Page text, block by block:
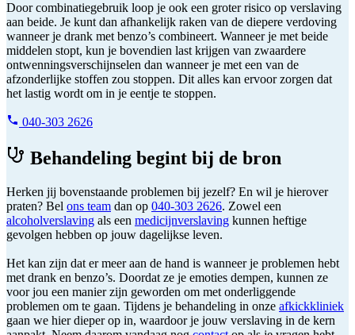
Door combinatiegebruik loop je ook een groter risico op verslaving
aan beide. Je kunt dan afhankelijk raken van de diepere verdoving
wanneer je drank met benzo’s combineert. Wanneer je met beide
middelen stopt, kun je bovendien last krijgen van zwaardere
ontwenningsverschijnselen dan wanneer je met een van de
afzonderlijke stoffen zou stoppen. Dit alles kan ervoor zorgen dat
het lastig wordt om in je eentje te stoppen.
040-303 2626
Behandeling begint bij de bron
Herken jij bovenstaande problemen bij jezelf? En wil je hierover
praten? Bel ons team dan op 040-303 2626. Zowel een
alcoholverslaving als een medicijnverslaving kunnen heftige
gevolgen hebben op jouw dagelijkse leven.
Het kan zijn dat er meer aan de hand is wanneer je problemen hebt
met drank en benzo’s. Doordat ze je emoties dempen, kunnen ze
voor jou een manier zijn geworden om met onderliggende
problemen om te gaan. Tijdens je behandeling in onze afkickkliniek
gaan we hier dieper op in, waardoor je jouw verslaving in de kern